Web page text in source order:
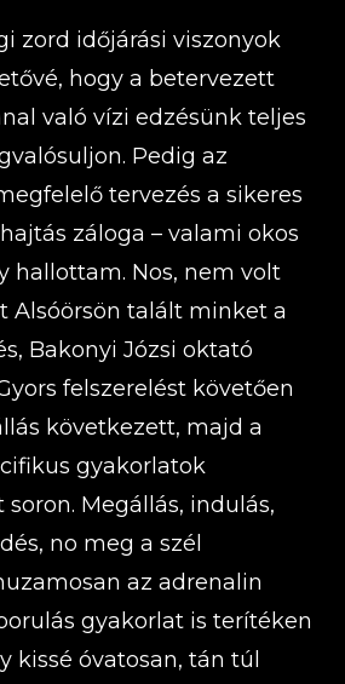
zord időjárási viszonyok
hogy a betervezett
való vízi edzésünk teljes
Pedig az
tervezés a sikeres
záloga – valami okos
hallottam. Nos, nem volt
Alsóörsön talált minket a
Bakonyi Józsi oktató
felszerelést követően
következett, majd a
gyakorlatok
Megállás, indulás,
no meg a szél
az adrenalin
gyakorlat is terítéken
kissé óvatosan, tán túl